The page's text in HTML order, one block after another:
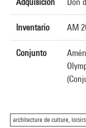
Inventario AM
Conjunto
architecture de culture,